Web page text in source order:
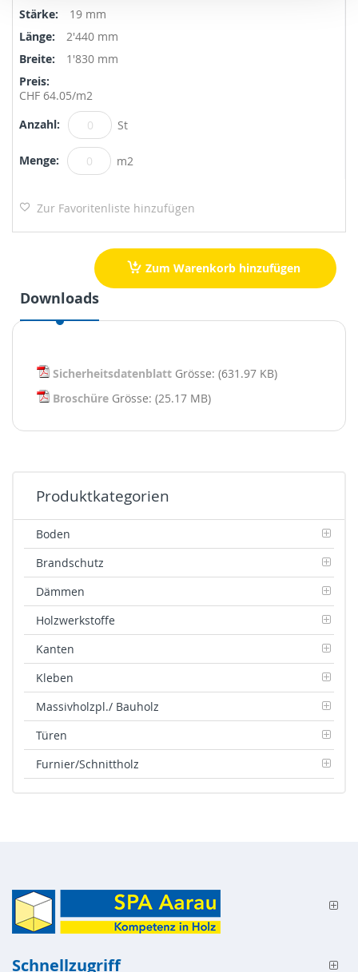
19 mm
2'440 mm
1'830 mm
CHF 64.05/m2
St
m2
Zur Favoritenliste hinzufügen
Zum Warenkorb hinzufügen
Downloads
Sicherheitsdatenblatt Grösse: (631.97 KB)
Broschüre Grösse: (25.17 MB)
Produktkategorien
Boden
Brandschutz
Dämmen
Holzwerkstoffe
Kanten
Kleben
Massivholzpl./ Bauholz
Türen
Furnier/Schnittholz
Schnellzugriff